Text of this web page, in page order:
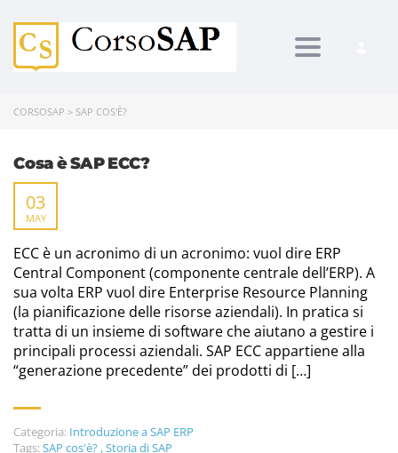
Toggle
CORSOSAP > SAP COS'È?
Cosa è SAP ECC?
03
MAY
ECC è un acronimo di un acronimo: vuol dire ERP
Central Component (componente centrale dell’ERP). A
sua volta ERP vuol dire Enterprise Resource Planning
(la pianificazione delle risorse aziendali). In pratica si
tratta di un insieme di software che aiutano a gestire i
principali processi aziendali. SAP ECC appartiene alla
“generazione precedente” dei prodotti di […]
Categoria: Introduzione a SAP ERP
Tags:SAP cos'è? ,Storia di SAP